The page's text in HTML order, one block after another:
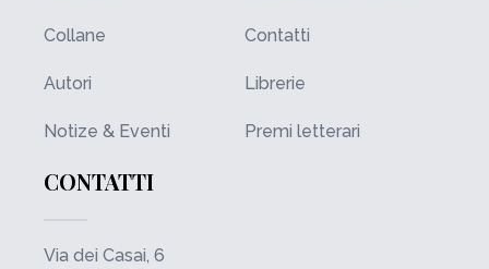
Collane
Autori
Notize & Eventi
Contatti
Librerie
Premi letterari
CONTATTI
Via dei Casai, 6